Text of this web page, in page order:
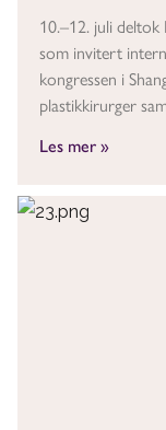
10.–12. juli
som invitert
kongressen i
plastikkirurger
Les mer »